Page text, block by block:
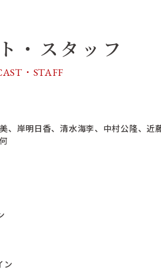
・スタッフ
・STAFF
、岸明日香、清水海李、中村公隆、近
ン